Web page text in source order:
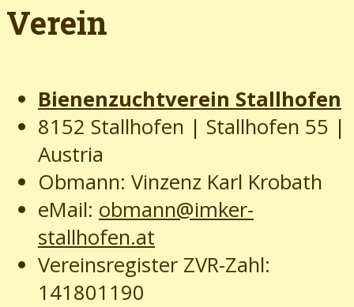
Verein
Bienenzuchtverein Stallhofen
8152 Stallhofen | Stallhofen 55 |
Austria
Obmann: Vinzenz Karl Krobath
eMail: obmann@imker-
stallhofen.at
Vereinsregister ZVR-Zahl:
141801190